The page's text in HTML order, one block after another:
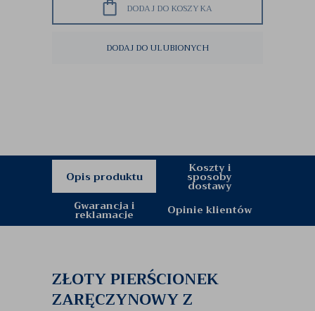
DODAJ DO KOSZYKA
DODAJ DO ULUBIONYCH
Opis produktu
Koszty i
sposoby
dostawy
Gwarancja i
reklamacje Opinie klientów
ZŁOTY PIERŚCIONEK
ZARĘCZYNOWY Z